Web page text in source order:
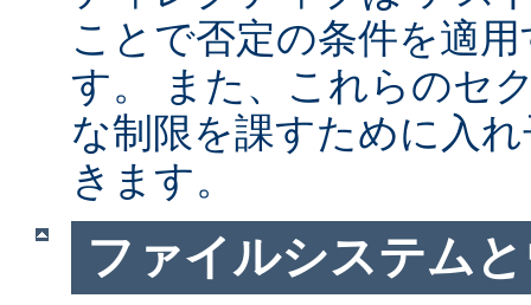
ことで否定の条件を適
す。 また、これらのセ
な制限を課すために入
きます。
ファイルシステム